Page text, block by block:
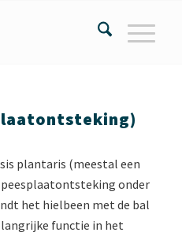
plantaris (meestal een
onder
het hielbeen met de bal
functie in het